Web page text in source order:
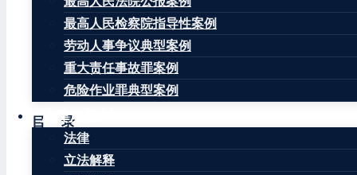
最高人民检察院指导性案例
劳动人事争议典型案例
重大责任事故罪案例
危险作业罪典型案例
法律法规
法律
立法解释
（2005年9月29日陕西省第十届人民代表大会常务委
2017年9月29日陕西省第十二届人民代表大会常务委
西省实施<中华人民共和国环境保护法>办法》等八
目 录
第一章 总则